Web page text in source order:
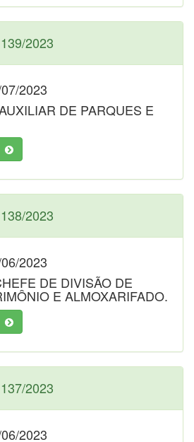
2023
2023
DE PARQUES E
2023
2023
DE DIVISÃO DE
E ALMOXARIFADO.
2023
2023